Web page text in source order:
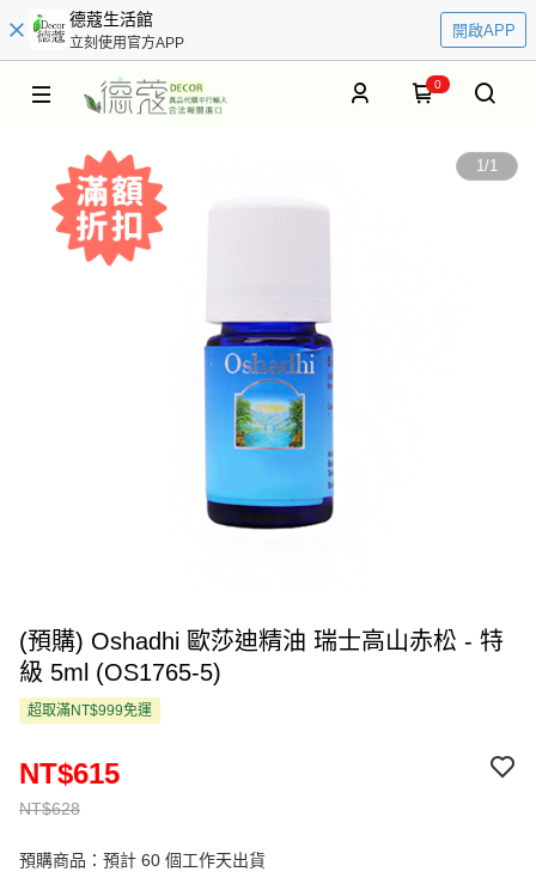
德蔻生活館
立刻使用官方APP
開啟APP
0
1/1
(預購) Oshadhi 歐莎迪精油 瑞士高山赤松 - 特
級 5ml (OS1765-5)
超取滿NT$999免運
NT$628
NT$615
預購商品：預計 60 個工作天出貨